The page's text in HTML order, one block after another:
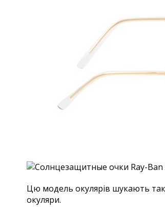
Цю модель окулярів шукають
окуляри.